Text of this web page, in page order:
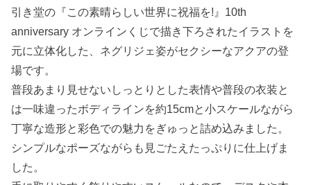
引き堂の『この素晴らしい世界に祝福を!』10th
anniversary オンラインくじで描き下ろされたイラストを
元に立体化した、ネグリジェ姿がセクシーなアクアの登
場です。
普段あまり見せないしっとりとした表情や普段の衣装と
は一味違ったボディラインを約15cmと小スケールながら
丁寧な造形と彩色での魅力をぎゅっと詰め込みました。
シンプルなポーズながらも見ごたえたっぷりに仕上げま
した。